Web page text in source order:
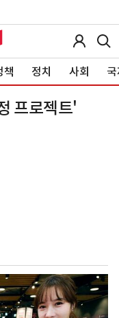
책 정치 사회
프로젝트'